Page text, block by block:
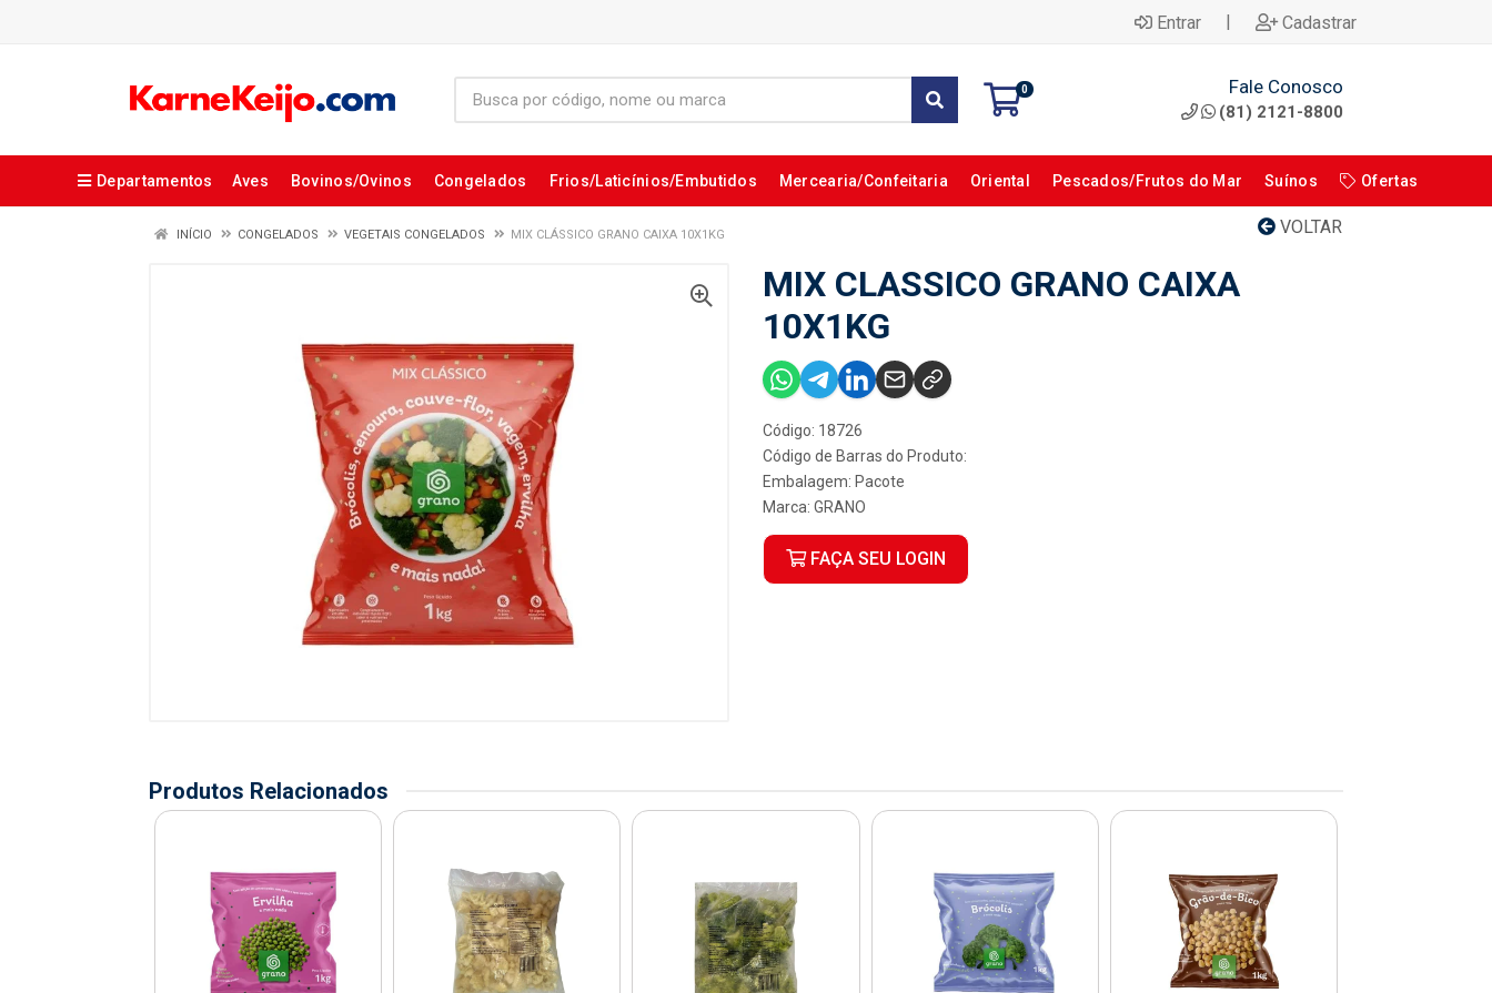
Entrar | Cadastrar
0 Fale Conosco
(81) 2121-8800
Departamentos Aves Bovinos/Ovinos Congelados Frios/Laticínios/Embutidos Mercearia/Confeitaria Oriental Pescados/Frutos do Mar Suínos Ofertas
VOLTAR
INÍCIO CONGELADOS VEGETAIS CONGELADOS MIX CLÁSSICO GRANO CAIXA 10X1KG
MIX CLASSICO GRANO CAIXA
10X1KG
Código: 18726
Código de Barras do Produto:
Embalagem: Pacote
Marca: GRANO
FAÇA SEU LOGIN
Produtos Relacionados